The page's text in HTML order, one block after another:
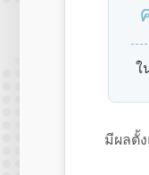
ใ
มีผลตั้